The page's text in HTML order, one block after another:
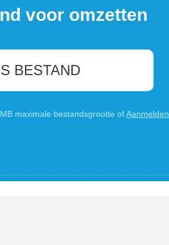
voor omzetten
BESTAND
maximale bestandsgrootte ofAanmelden